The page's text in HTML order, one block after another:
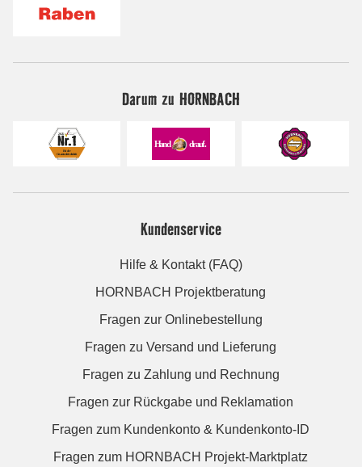
Darum zu HORNBACH
Kundenservice
Hilfe & Kontakt (FAQ)
HORNBACH Projektberatung
Fragen zur Onlinebestellung
Fragen zu Versand und Lieferung
Fragen zu Zahlung und Rechnung
Fragen zur Rückgabe und Reklamation
Fragen zum Kundenkonto & Kundenkonto-ID
Fragen zum HORNBACH Projekt-Marktplatz